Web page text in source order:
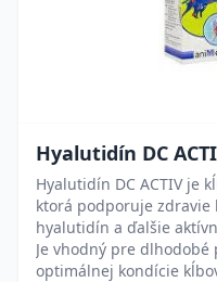
Hyalutidín DC
Hyalutidín DC ACTIV je
ktorá podporuje zdravie
hyalutidín a ďalšie
Je vhodný pre
optimálnej kondície